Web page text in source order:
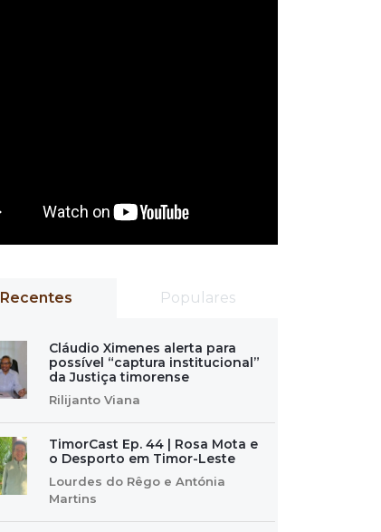
Recentes Populares
Cláudio Ximenes alerta para
possível “captura institucional”
da Justiça timorense
Rilijanto Viana
TimorCast Ep. 44 | Rosa Mota e
o Desporto em Timor-Leste
Lourdes do Rêgo e Antónia
Martins